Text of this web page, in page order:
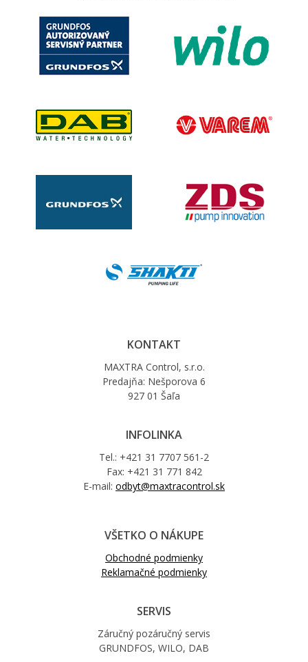
KONTAKT
MAXTRA Control, s.r.o.
Predajňa: Nešporova 6
927 01 Šaľa
INFOLINKA
Tel.: +421 31 7707 561-2
Fax: +421 31 771 842
E-mail: odbyt@maxtracontrol.sk
VŠETKO O NÁKUPE
Obchodné podmienky
Reklamačné podmienky
SERVIS
Záručný pozáručný servis
GRUNDFOS, WILO, DAB